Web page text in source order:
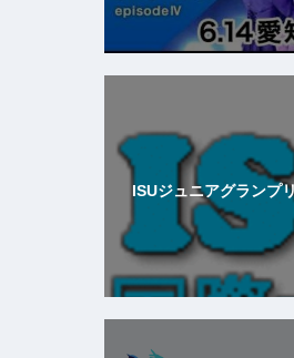
ISUジュニアグランプ